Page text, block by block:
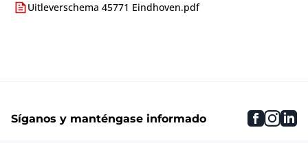
Uitleverschema 45771 Eindhoven.pdf
Síganos y manténgase informado